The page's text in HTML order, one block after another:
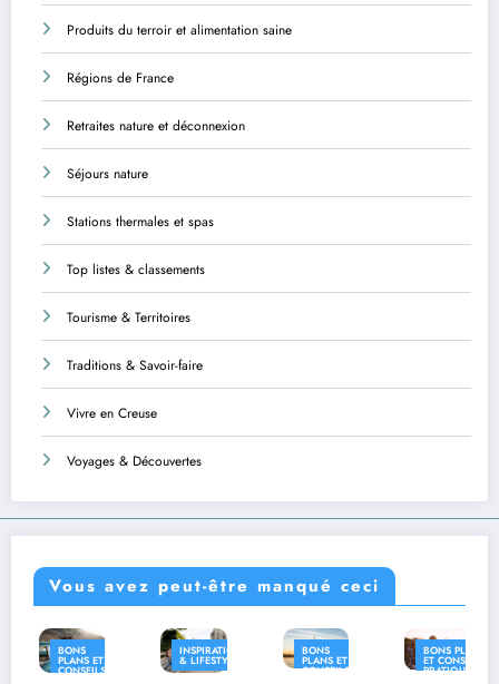
Produits du terroir et alimentation saine
Régions de France
Retraites nature et déconnexion
Séjours nature
Stations thermales et spas
Top listes & classements
Tourisme & Territoires
Traditions & Savoir-faire
Vivre en Creuse
Voyages & Découvertes
Vous avez peut-être manqué ceci
INSPIRATION
& LIFESTYLE
BONS
PLANS ET
CONSEILS
BONS PLANS
ET CONSEILS
PRATIQUES
INSPIRATION
& LIFESTYLE